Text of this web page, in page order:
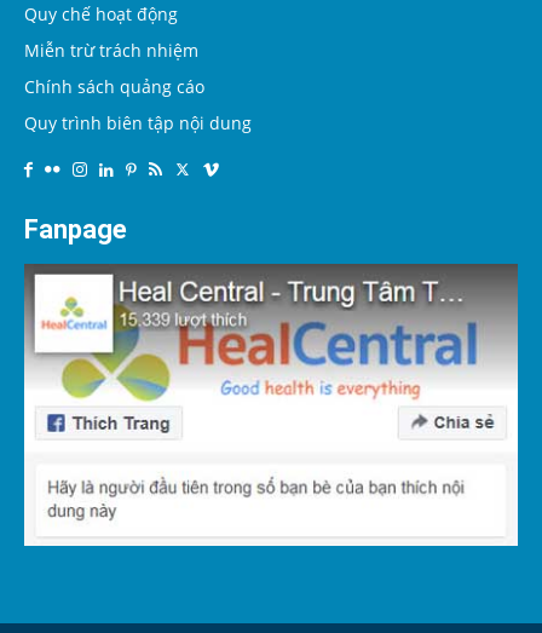
Quy chế hoạt động
Miễn trừ trách nhiệm
Chính sách quảng cáo
Quy trình biên tập nội dung
Fanpage